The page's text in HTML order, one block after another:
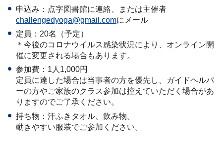
申込み：点字図書館に連絡、または主催者
challengedyoga@gmail.comにメール
定員：20名（予定）
＊今後のコロナウイルス感染状況により、オンライン開
催に変更される場合もあります。
参加費：1人1,000円
定員に達した場合は当事者の方を優先し、ガイドヘルパ
ーの方やご家族のクラス参加は控えていただく場合があ
りますのでご了承ください。
持ち物：汗ふきタオル、飲み物。
動きやすい服装でご参加ください。